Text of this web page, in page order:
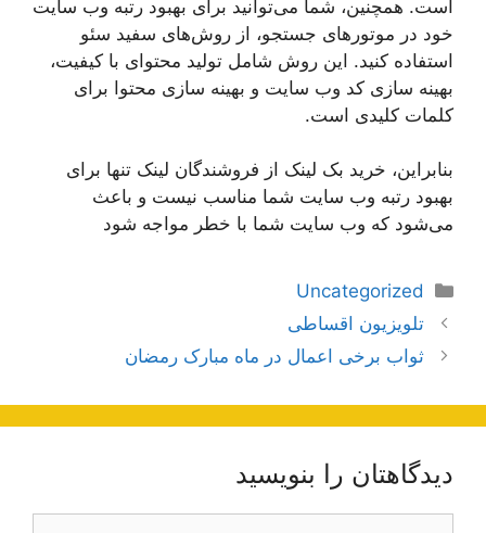
است. همچنین، شما می‌توانید برای بهبود رتبه وب سایت
خود در موتورهای جستجو، از روش‌های سفید سئو
استفاده کنید. این روش شامل تولید محتوای با کیفیت،
بهینه سازی کد وب سایت و بهینه سازی محتوا برای
کلمات کلیدی است.
بنابراین، خرید بک لینک از فروشندگان لینک تنها برای
بهبود رتبه وب سایت شما مناسب نیست و باعث
می‌شود که وب سایت شما با خطر مواجه شود
دسته‌ها
Uncategorized
ناوبری
نوشته‌ها
تلویزیون اقساطی
ثواب برخی اعمال در ماه مبارک رمضان
دیدگاهتان را بنویسید